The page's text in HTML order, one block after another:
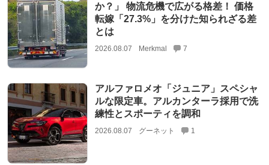
か？」 物流危機で広がる格差！ 価格
転嫁「27.3%」を分けた知られざる差
とは
2026.08.07 Merkmal 7
アルファロメオ「ジュニア」スペシャ
ルな限定車。アルカンターラ採用で洗
練性とスポーティを調和
2026.08.07 グーネット 1